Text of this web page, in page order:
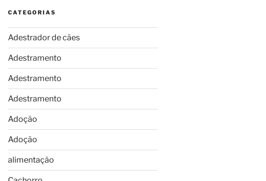
CATEGORIAS
Adestrador de cães
Adestramento
Adestramento
Adestramento
Adoção
Adoção
alimentação